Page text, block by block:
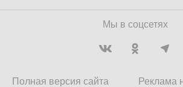
Мы в соцсетях
Полная версия сайта
Реклама